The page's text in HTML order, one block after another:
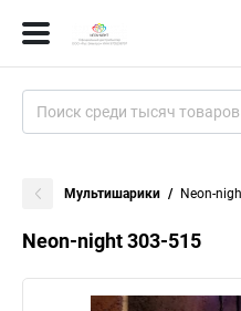
Мультишарики Neon-
Neon-night 303-515